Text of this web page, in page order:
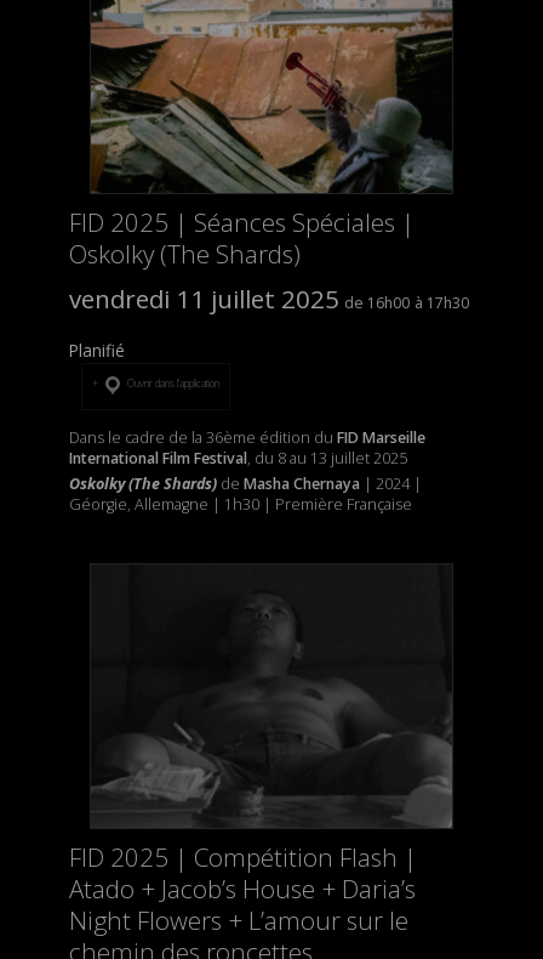
FID 2025 | Séances Spéciales |
Oskolky (The Shards)
vendredi 11 juillet 2025
16h00 17h30
Planifié
Ouvrir dans l’application
Dans le cadre de la 36ème édition du FID Marseille
International Film Festival, du 8 au 13 juillet 2025
Oskolky (The Shards)de Masha Chernaya | 2024 |
Géorgie, Allemagne | 1h30 | Première Française
FID 2025 | Compétition Flash |
Atado + Jacob’s House + Daria’s
Night Flowers + L’amour sur le
chemin des roncettes